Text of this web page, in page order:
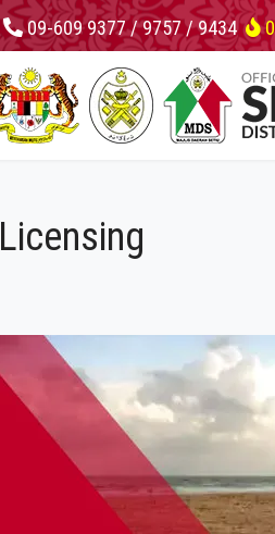
09-609 9377 / 9757 / 9434
Licensing